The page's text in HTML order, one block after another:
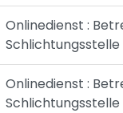
Onlinedienst :
Onlinedienst :